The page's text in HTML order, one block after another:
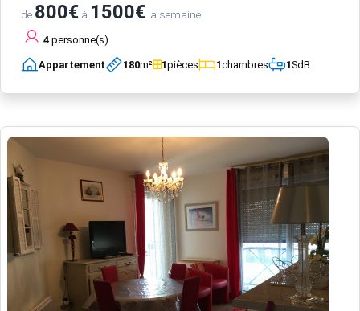
de 800€ à 1500€ la semaine
4 personne(s)
Appartement 180m² 1pièces 1chambres 1SdB